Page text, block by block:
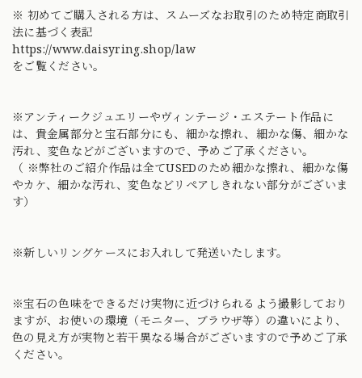
※ 初めてご購入される方は、スムーズなお取引のため特定商取引
法に基づく表記
https://www.daisyring.shop/law
をご覧ください。
※アンティークジュエリーやヴィンテージ・エステート作品に
は、貴金属部分と宝石部分にも、細かな擦れ、細かな傷、細かな
汚れ、変色などがございますので、予めご了承ください。
（ ※弊社のご紹介作品は全てUSEDのため細かな擦れ、細かな傷
やカケ、細かな汚れ、変色などリペアしきれない部分がございま
す）
※新しいリングケースにお入れして発送いたします。
※宝石の色味をできるだけ実物に近づけられるよう撮影しており
ますが、お使いの環境（モニター、ブラウザ等）の違いにより、
色の見え方が実物と若干異なる場合がございますので予めご了承
ください。